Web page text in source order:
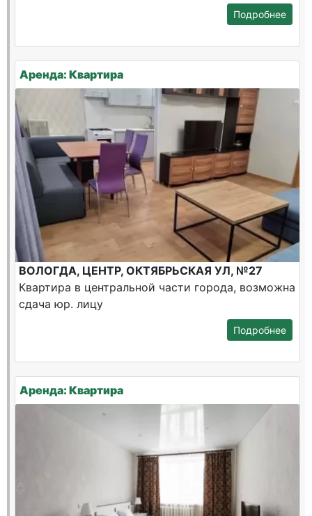
Подробнее
Аренда: Квартира
ВОЛОГДА, ЦЕНТР, ОКТЯБРЬСКАЯ УЛ, №27
Квартира в центральной части города, возможна
сдача юр. лицу
Подробнее
Аренда: Квартира